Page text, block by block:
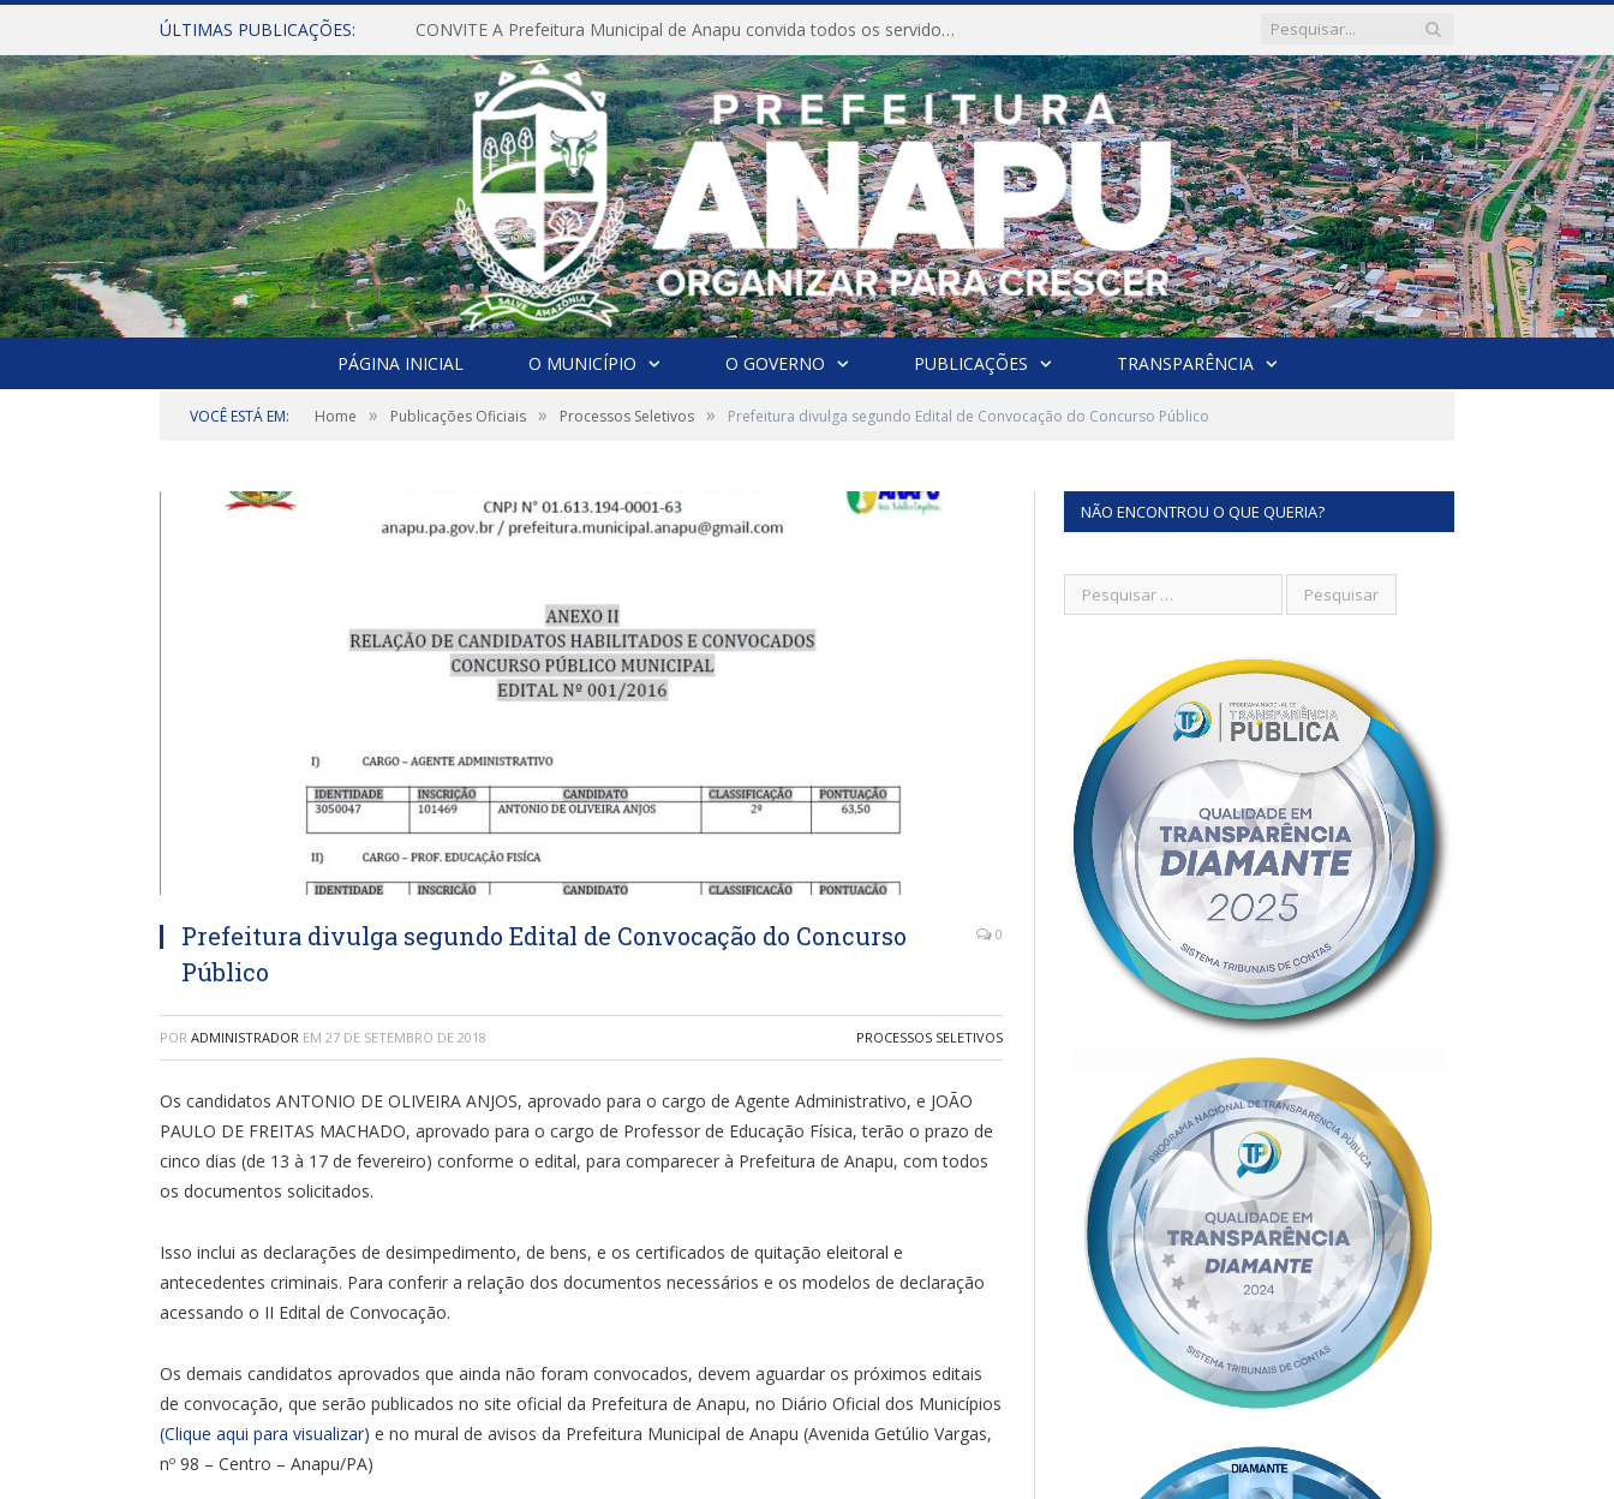
ÚLTIMAS PUBLICAÇÕES: CONVITE A Prefeitura Municipal de Anapu convida todos os servidores públicos municipais para participarem da Audiência Pública de discussão da Lei de Diretrizes Orçamentárias (LDO), importante instrumento de planejamento das ações e investimentos da Administração Pública para o próximo exercício financeiro.
PÁGINA INICIAL O MUNICÍPIO O GOVERNO PUBLICAÇÕES TRANSPARÊNCIA
VOCÊ ESTÁ EM: Home » Publicações Oficiais » Processos Seletivos » Prefeitura divulga segundo Edital de Convocação do Concurso Público
Prefeitura divulga segundo Edital de Convocação do Concurso
Público
0
POR ADMINISTRADOR EM 27 DE SETEMBRO DE 2018 PROCESSOS SELETIVOS
Os candidatos ANTONIO DE OLIVEIRA ANJOS, aprovado para o cargo de Agente Administrativo, e JOÃO
PAULO DE FREITAS MACHADO, aprovado para o cargo de Professor de Educação Física, terão o prazo de
cinco dias (de 13 à 17 de fevereiro) conforme o edital, para comparecer à Prefeitura de Anapu, com todos
os documentos solicitados.
Isso inclui as declarações de desimpedimento, de bens, e os certificados de quitação eleitoral e
antecedentes criminais. Para conferir a relação dos documentos necessários e os modelos de declaração
acessando o II Edital de Convocação.
Os demais candidatos aprovados que ainda não foram convocados, devem aguardar os próximos editais
de convocação, que serão publicados no site oficial da Prefeitura de Anapu, no Diário Oficial dos Municípios
(Clique aqui para visualizar) e no mural de avisos da Prefeitura Municipal de Anapu (Avenida Getúlio Vargas,
nº 98 – Centro – Anapu/PA)
NÃO ENCONTROU O QUE QUERIA?